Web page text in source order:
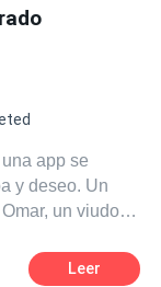
app se
y deseo. Un
en una app de
Leer